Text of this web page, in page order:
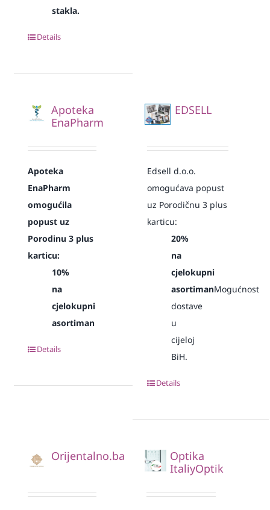
stakla.
Details
Apoteka
EnaPharm
Apoteka
EnaPharm
omogućila
popust uz
Porodinu 3 plus
karticu:
10%
na
cjelokupni
asortiman
Details
EDSELL
Edsell d.o.o.
omogućava popust
uz Porodičnu 3 plus
karticu:
20%
na
cjelokupni
asortimanMogućnost
dostave
u
cijeloj
BiH.
Details
Orijentalno.ba
Optika
ItaliyOptik